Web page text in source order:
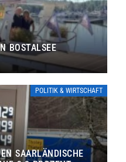
BOSTALSEE
POLITIK & WIRTSCHAFT
SAARLÄNDISCHE